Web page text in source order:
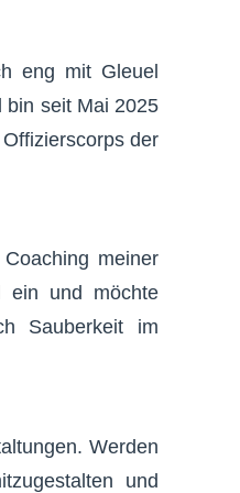
eng mit Gleuel
bin seit Mai 2025
der
meiner
ein und möchte
Sauberkeit im
Werden
und